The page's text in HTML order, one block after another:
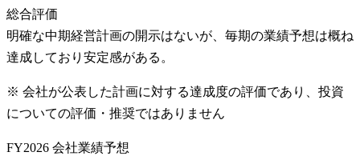
総合評価
明確な中期経営計画の開示はないが、毎期の業績予想は概ね
達成しており安定感がある。
※ 会社が公表した計画に対する達成度の評価であり、投資
についての評価・推奨ではありません
FY2026 会社業績予想